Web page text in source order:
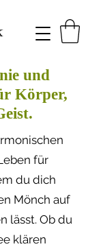
und
Körper,
für
du dich
Mönch auf
lässt. Ob du
klären